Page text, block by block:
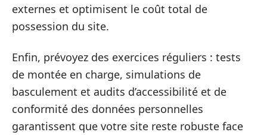
externes et optimisent le coût total de
possession du site.
Enfin, prévoyez des exercices réguliers : tests
de montée en charge, simulations de
basculement et audits d’accessibilité et de
conformité des données personnelles
garantissent que votre site reste robuste face